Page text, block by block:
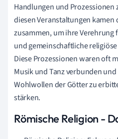
Handlungen und Prozessionen
diesen Veranstaltungen kamen
zusammen, um ihre Verehrung
und gemeinschaftliche
Diese Prozessionen waren oft
Musik und Tanz verbunden
Wohlwollen der Götter zu
stärken.
Römische Religion -